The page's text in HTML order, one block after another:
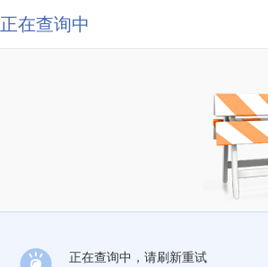
正在查询中
正在查询中，请刷新重试